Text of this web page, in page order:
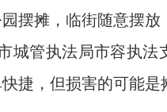
摆摊，临街随意摆放
城管执法局市容执法
捷，但损害的可能是